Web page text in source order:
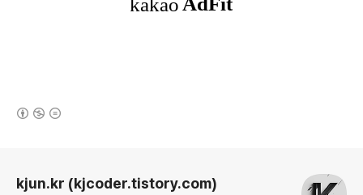
kjun.kr (kjcoder.tistory.com)